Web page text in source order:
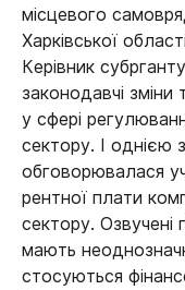
місцевого
Харківської
Керівник субрганту
законодавчі зміни
у сфері
сектору. І однією
обговорювалася
рентної плати
сектору. Озвучені
мають
стосуються